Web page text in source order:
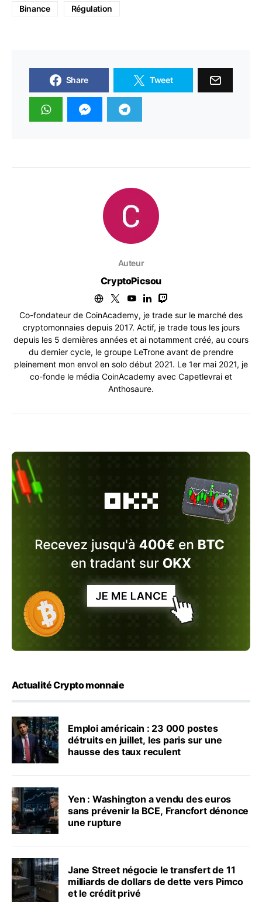
Binance Régulation
Share Tweet
Auteur
CryptoPicsou
Co-fondateur de CoinAcademy, je trade sur le marché des
cryptomonnaies depuis 2017. Actif, je trade tous les jours
depuis les 5 dernières années et ai notamment créé, au cours
du dernier cycle, le groupe LeTrone avant de prendre
pleinement mon envol en solo début 2021. Le 1er mai 2021, je
co-fonde le média CoinAcademy avec Capetlevrai et
Anthosaure.
Actualité Crypto monnaie
Emploi américain : 23 000 postes
détruits en juillet, les paris sur une
hausse des taux reculent
Yen : Washington a vendu des euros
sans prévenir la BCE, Francfort dénonce
une rupture
Jane Street négocie le transfert de 11
milliards de dollars de dette vers Pimco
et le crédit privé